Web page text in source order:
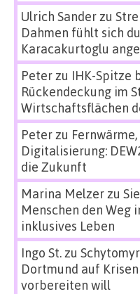
Ulrich Sanderzu
Dahmen fühlt sich
Karacakurtoglu
Peterzu IHK-Spitze
Rückendeckung im
Wirtschaftsflächen
Peterzu
Digitalisierung:
die Zukunft
Marina Melzerzu
Menschen den Weg
inklusives Leben
Ingo St.zu
Dortmund auf
vorbereiten will